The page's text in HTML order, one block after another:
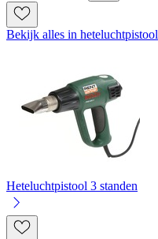
Bekijk alles in heteluchtpistool
Heteluchtpistool 3 standen